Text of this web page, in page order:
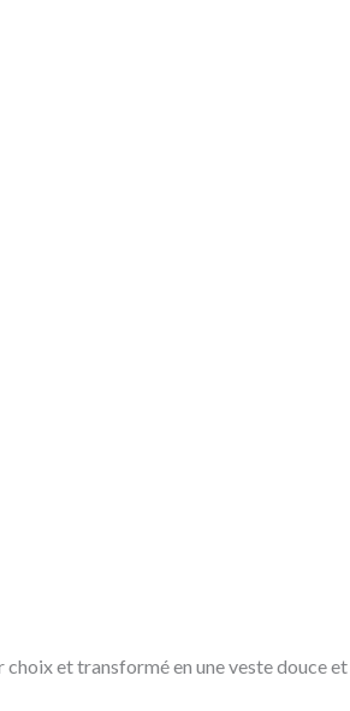
et transformé en une veste douce